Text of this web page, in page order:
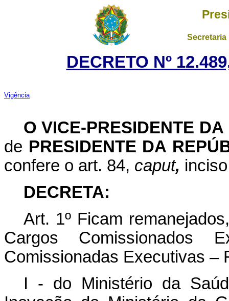
DECRETO Nº
Vigência
O VICE-PRESIDENTE
de PRESIDENTE DA
confere o art. 84, caput,
DECRETA:
Art. 1º Ficam
Cargos Comissionados
Comissionadas Executivas –
I - do Ministério da